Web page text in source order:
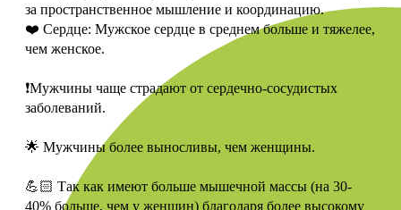
за пространственное мышление и координацию.
❤️ Сердце: Мужское сердце в среднем больше и тяжелее,
чем женское.
❗️Мужчины чаще страдают от сердечно-сосудистых
заболеваний.
🌟 Мужчины более выносливы, чем женщины.
💪🏻 Так как имеют больше мышечной массы (на 30-
40% больше, чем у женщин) благодаря более высокому